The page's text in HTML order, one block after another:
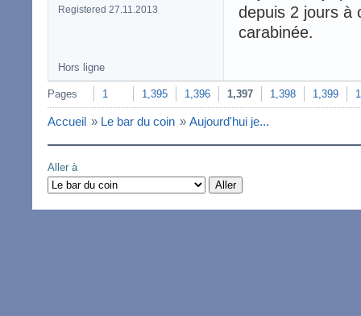
Registered 27.11.2013
depuis 2 jours à
carabinée.
Hors ligne
Pages 1 1,395 1,396 1,397 1,398 1,399
Accueil » Le bar du coin » Aujourd'hui je...
Aller à